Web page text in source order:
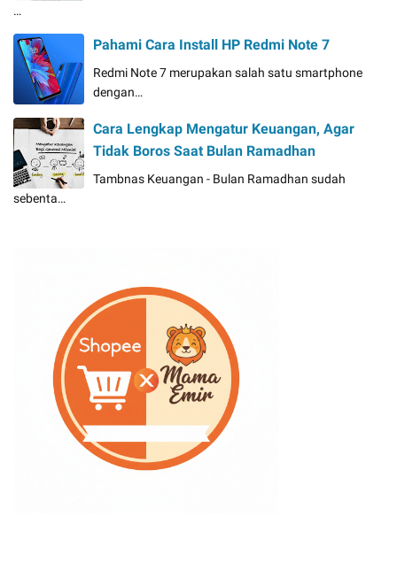
…
Pahami Cara Install HP Redmi Note 7
Redmi Note 7 merupakan salah satu smartphone
dengan…
Cara Lengkap Mengatur Keuangan, Agar
Tidak Boros Saat Bulan Ramadhan
Tambnas Keuangan - Bulan Ramadhan sudah
sebenta…